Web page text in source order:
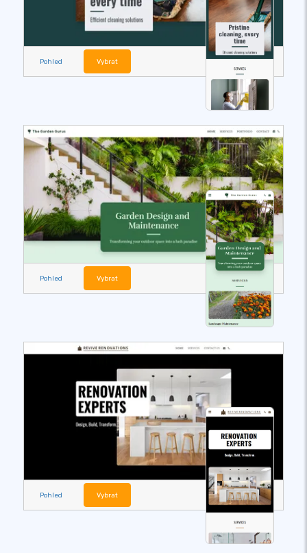
Pohled Vybrat
Pohled Vybrat
Pohled Vybrat